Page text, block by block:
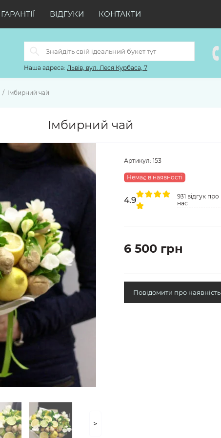
ГАРАНТІЇ ВІДГУКИ КОНТАКТИ
Наша адреса: Львів, вул. Леся Курбаса, 7
Імбирний чай
Імбирний чай
>
Артикул: 153
Немає в наявності
4.9
931 відгук про
нас
6 500 грн
Повідомити про наявність